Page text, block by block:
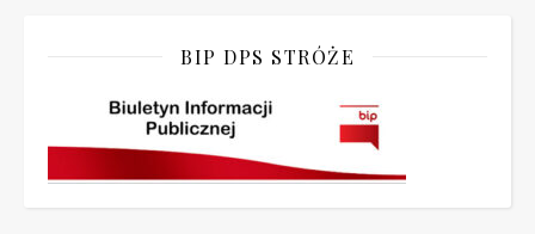
BIP DPS STRÓŻE